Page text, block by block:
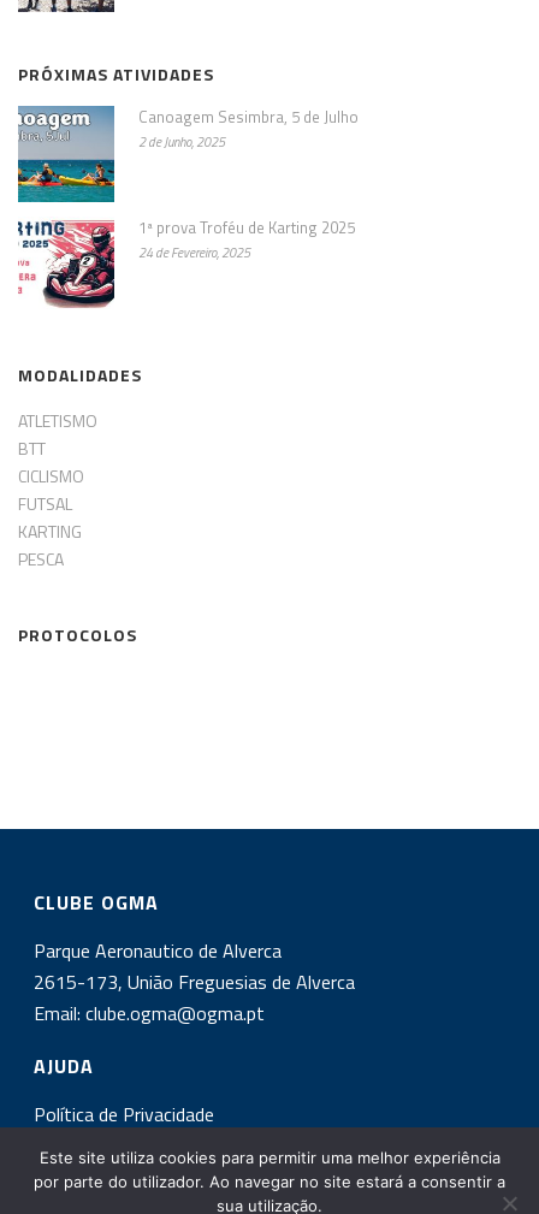
PRÓXIMAS ATIVIDADES
Canoagem Sesimbra, 5 de Julho
2 de Junho, 2025
1ª prova Troféu de Karting 2025
24 de Fevereiro, 2025
MODALIDADES
ATLETISMO
BTT
CICLISMO
FUTSAL
KARTING
PESCA
PROTOCOLOS
CLUBE OGMA
Parque Aeronautico de Alverca
2615-173, União Freguesias de Alverca
Email:clube.ogma@ogma.pt
AJUDA
Política de Privacidade
INSCREVA-SE NA NOSSA NEWSLETTER!
Este site utiliza cookies para permitir uma melhor experiência
por parte do utilizador. Ao navegar no site estará a consentir a
sua utilização.